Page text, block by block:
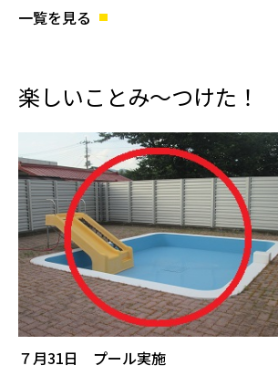
一覧を見る
楽しいことみ～つけた！
７月31日 プール実施